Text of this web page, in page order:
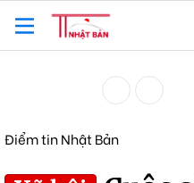
Điểm tin Nhật Bản